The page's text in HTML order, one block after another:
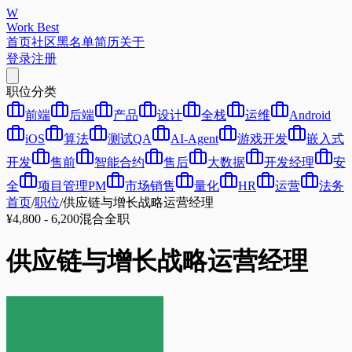
W
Work Best
首页社区黑名单简历关于
登录注册
职位分类
前端
后端 产品 设计 全栈 运维
Android
iOS
算法 测试QA AI-Agent 游戏开发
嵌入式
开发
售前 智能合约 售后 大数据 开发经理
安
全
项目管理PM 市场销售 量化 HR 运营
法务
首页/职位/供应链与增长战略运营经理
¥4,800 - 6,200混合全职
供应链与增长战略运营经理